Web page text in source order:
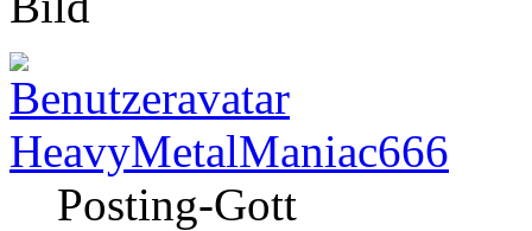
HeavyMetalManiac666
Posting-Gott